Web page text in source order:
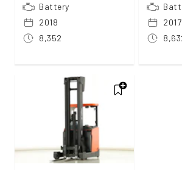
Battery
2018
8,352
2017